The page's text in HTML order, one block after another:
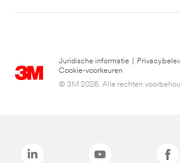
Juridische informatie
Cookie-voorkeuren
© 3M 2026. Alle rechten